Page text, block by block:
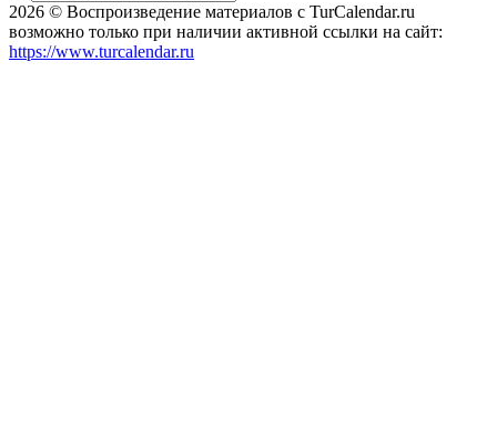
2026 © Воспроизведение материалов c TurCalendar.ru
возможно только при наличии активной ссылки на сайт:
https://www.turcalendar.ru